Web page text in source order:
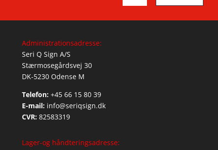
Administrationsadresse:
Seri Q Sign A/S
Stærmosegårdsvej 30
DK-5230 Odense M
Telefon: +45 66 15 80 39
E-mail: info@seriqsign.dk
CVR: 82583319
Lager-og håndteringsadresse: